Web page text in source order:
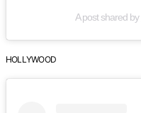
A post shared by
HOLLYWOOD